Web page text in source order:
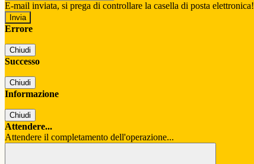
E-mail inviata, si prega di controllare la casella di posta elettronica!
Errore
Chiudi
Successo
Chiudi
Informazione
Chiudi
Attendere...
Attendere il completamento dell'operazione...